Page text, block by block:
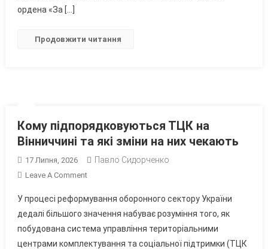
ордена «За […]
Продовжити читання
Кому підпорядковуються ТЦК на
Вінниччині та які зміни на них чекають
17 Липня, 2026 Павло Сидорченко
Leave A CommentOn
Підпорядковуються
ТЦК
На
Вінниччині
У процесі реформування оборонного сектору України
дедалі більшого значення набуває розуміння того, як
побудована система управління територіальними
центрами комплектування та соціальної підтримки (ТЦК